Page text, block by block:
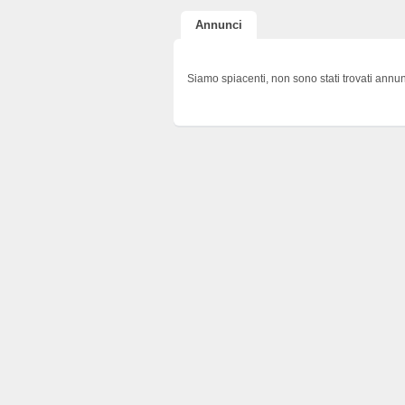
Annunci
Siamo spiacenti, non sono stati trovati